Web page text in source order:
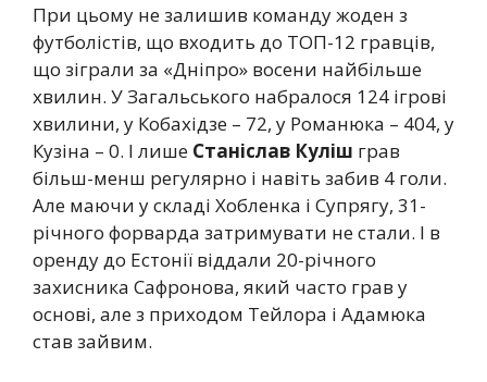
При цьому не залишив команду жоден з
футболістів, що входить до ТОП-12 гравців,
що зіграли за «Дніпро» восени найбільше
хвилин. У Загальського набралося 124 ігрові
хвилини, у Кобахідзе – 72, у Романюка – 404, у
Кузіна – 0. І лише Станіслав Куліш грав
більш-менш регулярно і навіть забив 4 голи.
Але маючи у складі Хобленка і Супрягу, 31-
річного форварда затримувати не стали. І в
оренду до Естонії віддали 20-річного
захисника Сафронова, який часто грав у
основі, але з приходом Тейлора і Адамюка
став зайвим.